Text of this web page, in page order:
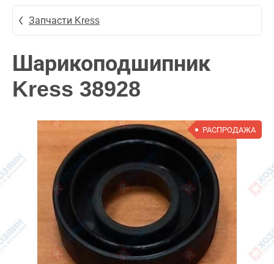
Запчасти Kress
Шарикоподшипник
Kress 38928
РАСПРОДАЖА